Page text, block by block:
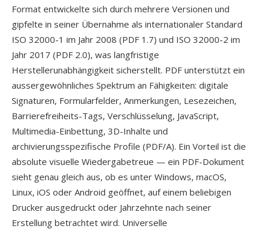
Format entwickelte sich durch mehrere Versionen und
gipfelte in seiner Übernahme als internationaler Standard
ISO 32000-1 im Jahr 2008 (PDF 1.7) und ISO 32000-2 im
Jahr 2017 (PDF 2.0), was langfristige
Herstellerunabhängigkeit sicherstellt. PDF unterstützt ein
aussergewöhnliches Spektrum an Fähigkeiten: digitale
Signaturen, Formularfelder, Anmerkungen, Lesezeichen,
Barrierefreiheits-Tags, Verschlüsselung, JavaScript,
Multimedia-Einbettung, 3D-Inhalte und
archivierungsspezifische Profile (PDF/A). Ein Vorteil ist die
absolute visuelle Wiedergabetreue — ein PDF-Dokument
sieht genau gleich aus, ob es unter Windows, macOS,
Linux, iOS oder Android geöffnet, auf einem beliebigen
Drucker ausgedruckt oder Jahrzehnte nach seiner
Erstellung betrachtet wird. Universelle